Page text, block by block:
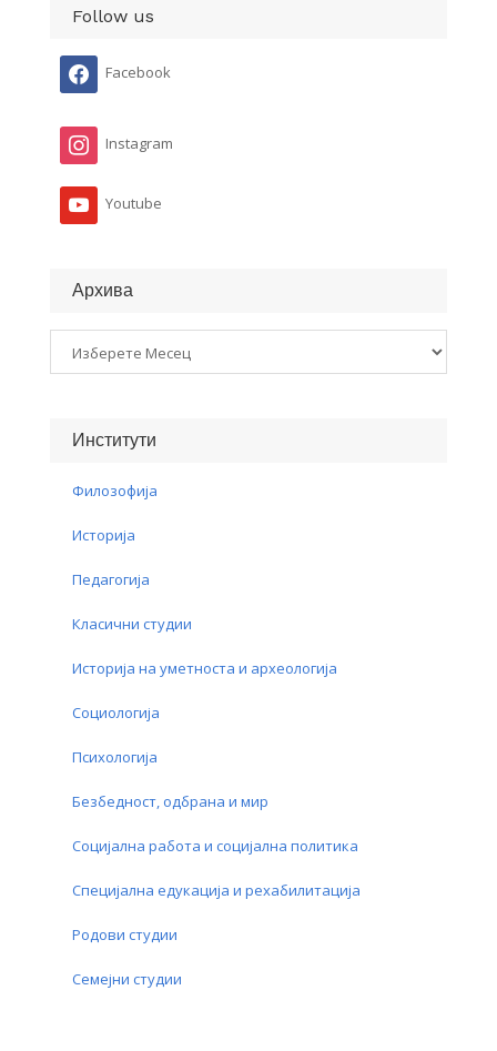
Follow us
Facebook
Instagram
Youtube
Архива
Институти
Филозофија
Историја
Педагогија
Класични студии
Историја на уметноста и археологија
Социологија
Психологија
Безбедност, одбрана и мир
Социјална работа и социјална политика
Специјална едукација и рехабилитација
Родови студии
Семејни студии